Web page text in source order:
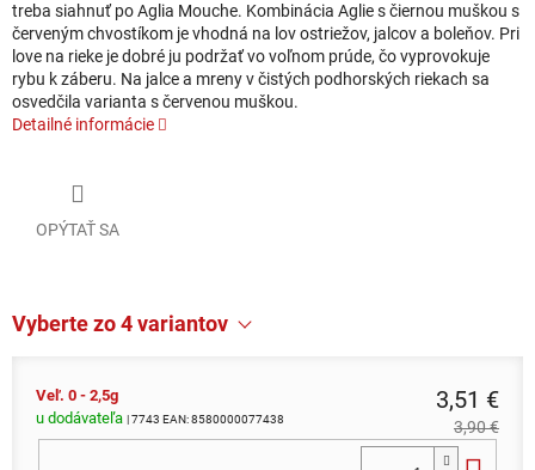
treba siahnuť po Aglia Mouche. Kombinácia Aglie s čiernou muškou s
červeným chvostíkom je vhodná na lov ostriežov, jalcov a boleňov. Pri
love na rieke je dobré ju podržať vo voľnom prúde, čo vyprovokuje
rybu k záberu. Na jalce a mreny v čistých podhorských riekach sa
osvedčila varianta s červenou muškou.
Detailné informácie
OPÝTAŤ SA
Vyberte zo 4 variantov
Veľ. 0 - 2,5g
u dodávateľa
| 7743 EAN:8580000077438
3,51 €
3,90 €